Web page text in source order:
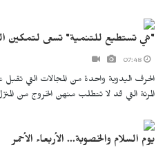
"هي تستطيع للتنمية" تسعى لتمكين
الحرف اليدوية واحدة من المجالات التي تقبل
المرنة التي قد لا تتطلب منهن الخروج من
يوم السلام والخصوبة... الأربعاء الأحمر